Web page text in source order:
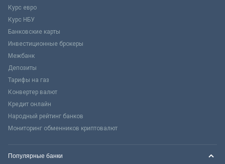
Курс евро
Курс НБУ
Банковские карты
Инвестиционные брокеры
Межбанк
Депозиты
Тарифы на газ
Конвертер валют
Кредит онлайн
Народный рейтинг банков
Мониторинг обменников криптовалют
Популярные банки